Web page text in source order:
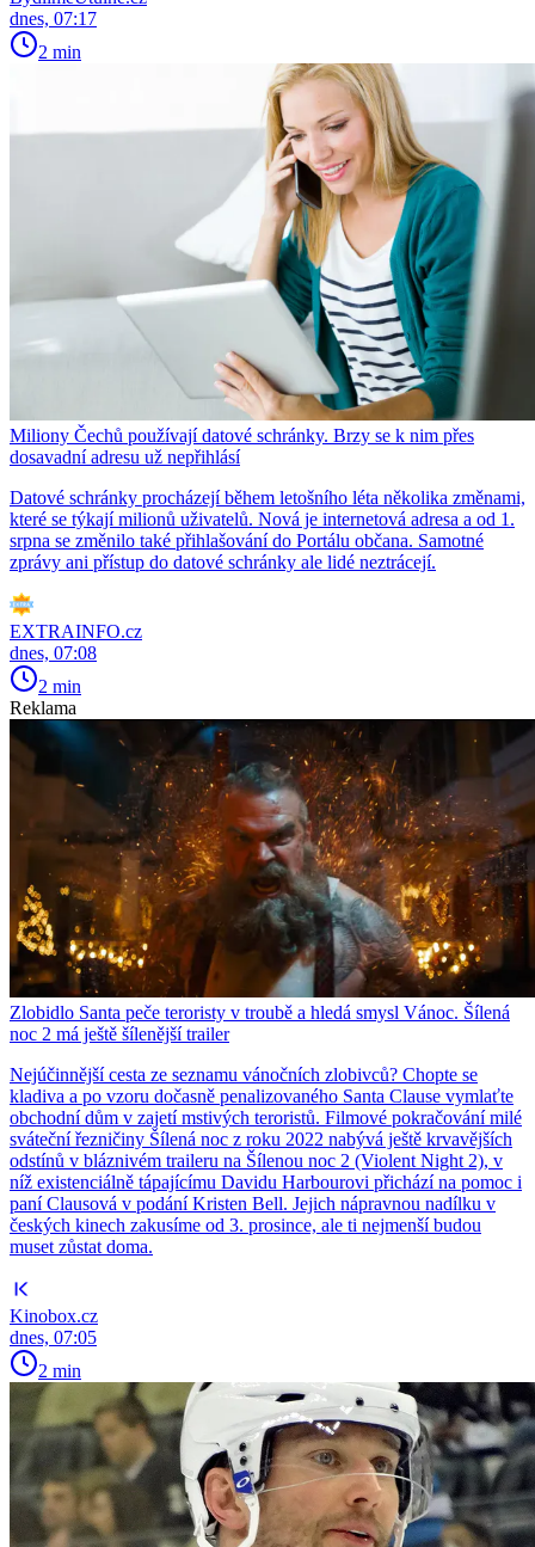
dnes, 07:17
2 min
Miliony Čechů používají datové schránky. Brzy se k nim přes
dosavadní adresu už nepřihlásí
Datové schránky procházejí během letošního léta několika změnami,
které se týkají milionů uživatelů. Nová je internetová adresa a od 1.
srpna se změnilo také přihlašování do Portálu občana. Samotné
zprávy ani přístup do datové schránky ale lidé neztrácejí.
EXTRAINFO.cz
dnes, 07:08
2 min
Reklama
Zlobidlo Santa peče teroristy v troubě a hledá smysl Vánoc. Šílená
noc 2 má ještě šílenější trailer
Nejúčinnější cesta ze seznamu vánočních zlobivců? Chopte se
kladiva a po vzoru dočasně penalizovaného Santa Clause vymlaťte
obchodní dům v zajetí mstivých teroristů. Filmové pokračování milé
sváteční řezničiny Šílená noc z roku 2022 nabývá ještě krvavějších
odstínů v bláznivém traileru na Šílenou noc 2 (Violent Night 2), v
níž existenciálně tápajícímu Davidu Harbourovi přichází na pomoc i
paní Clausová v podání Kristen Bell. Jejich nápravnou nadílku v
českých kinech zakusíme od 3. prosince, ale ti nejmenší budou
muset zůstat doma.
Kinobox.cz
dnes, 07:05
2 min